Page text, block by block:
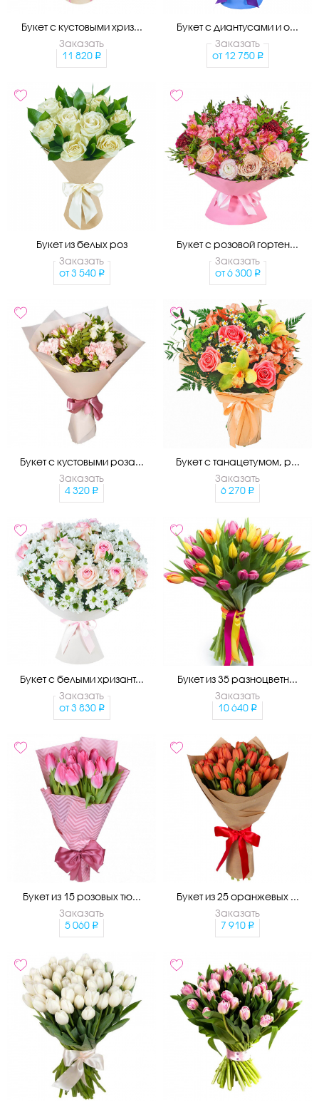
Букет с кустовыми хриз...
Заказать
11 820
Букет с диантусами и о...
Заказать
от 12 750
Букет из белых роз
Заказать
от 3 540
Букет с розовой гортен...
Заказать
от 6 300
Букет с кустовыми роза...
Заказать
4 320
Букет с танацетумом, р...
Заказать
6 270
Букет с белыми хризант...
Заказать
от 3 830
Букет из 35 разноцветн...
Заказать
10 640
Букет из 15 розовых тю...
Заказать
5 060
Букет из 25 оранжевых ...
Заказать
7 910